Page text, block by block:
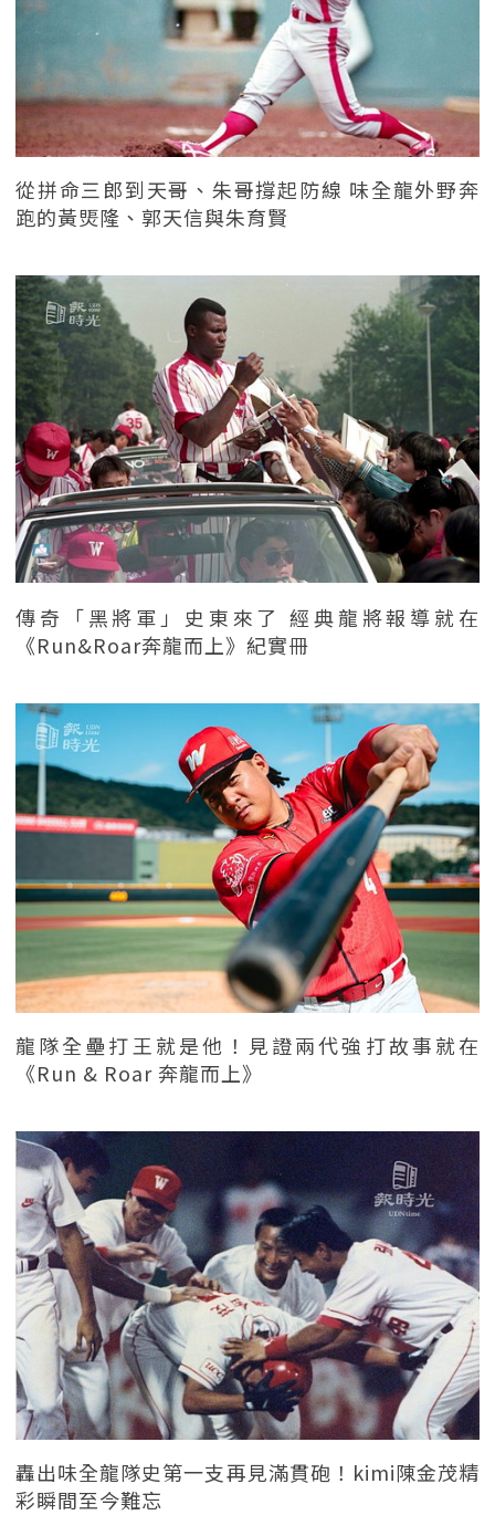
從拼命三郎到天哥、朱哥撐起防線 味全龍外野奔
跑的黃煚隆、郭天信與朱育賢
傳奇「黑將軍」史東來了 經典龍將報導就在
《Run&Roar奔龍而上》紀實冊
龍隊全壘打王就是他！見證兩代強打故事就在
《Run & Roar 奔龍而上》
轟出味全龍隊史第一支再見滿貫砲！kimi陳金茂精
彩瞬間至今難忘